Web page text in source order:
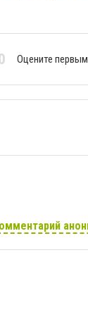
Оцените первым